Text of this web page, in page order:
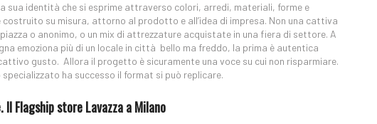
sua identità che si esprime attraverso colori, arredi, materiali, forme e
su misura, attorno al prodotto e all’idea di impresa. Non una cattiva
o anonimo, o un mix di attrezzature acquistate in una fiera di settore. A
emoziona più di un locale in città bello ma freddo, la prima è autentica
gusto. Allora il progetto è sicuramente una voce su cui non risparmiare.
specializzato ha successo il format si può replicare.
Flagship store Lavazza a Milano